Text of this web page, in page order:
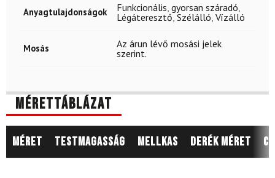
Anyagtulajdonságok Funkcionális gyorsan száradó
Légáteresztő,Szélálló Vízálló
Mosás
Az árun lévő mosási jelek
szerint.
Mérettáblázat
Méret Testmagasság Mellkas Derék méret